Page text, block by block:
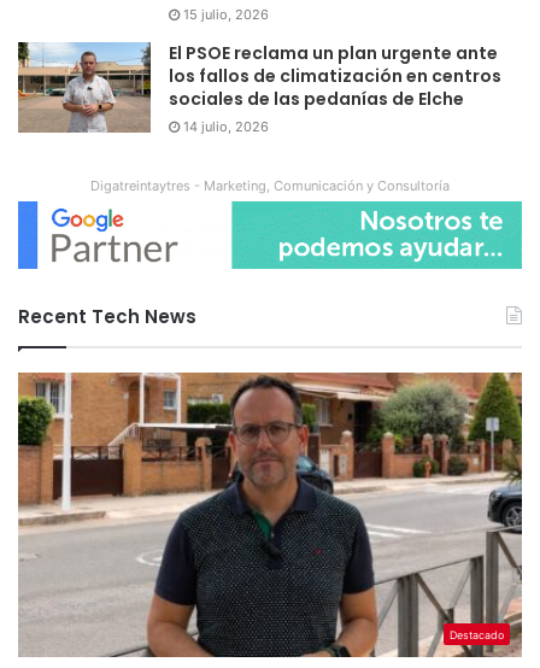
15 julio, 2026
El PSOE reclama un plan urgente ante
los fallos de climatización en centros
sociales de las pedanías de Elche
14 julio, 2026
Digatreintaytres - Marketing, Comunicación y Consultoría
Recent Tech News
Destacado